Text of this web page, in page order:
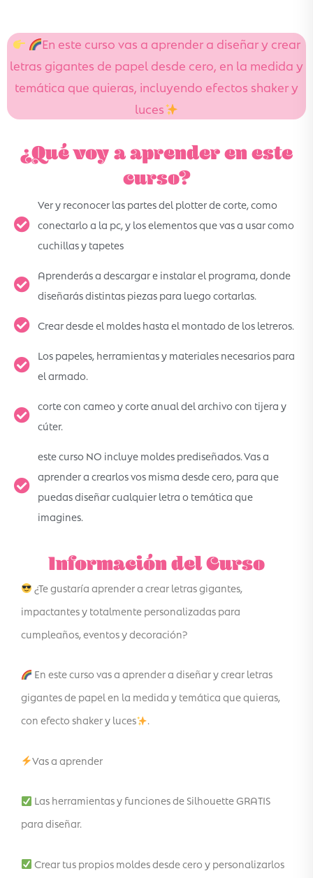
En este curso vas a aprender a diseñar y crear
letras gigantes de papel desde cero, en la medida y
temática que quieras, incluyendo efectos shaker y
luces
¿Qué voy a aprender en este
curso?
Ver y reconocer las partes del plotter de corte, como
conectarlo a la pc, y los elementos que vas a usar como
cuchillas y tapetes
Aprenderás a descargar e instalar el programa, donde
diseñarás distintas piezas para luego cortarlas.
Crear desde el moldes hasta el montado de los letreros.
Los papeles, herramientas y materiales necesarios para
el armado.
corte con cameo y corte anual del archivo con tijera y
cúter.
este curso NO incluye moldes prediseñados. Vas a
aprender a crearlos vos misma desde cero, para que
puedas diseñar cualquier letra o temática que
imagines.
Información del Curso
¿Te gustaría aprender a crear letras gigantes,
impactantes y totalmente personalizadas para
cumpleaños, eventos y decoración?
En este curso vas a aprender a diseñar y crear letras
gigantes de papel en la medida y temática que quieras,
con efecto shaker y luces
.
Vas a aprender
Las herramientas y funciones de Silhouette GRATIS
para diseñar.
Crear tus propios moldes desde cero y personalizarlos